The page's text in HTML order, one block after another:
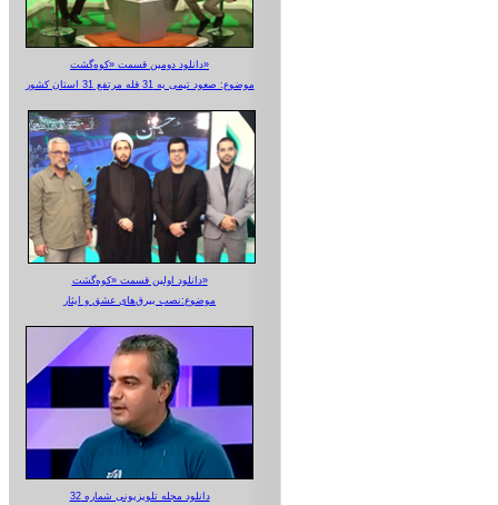
دانلود دومین قسمت «کوه‌گشت»
موضوع: صعود تیمی به 31 قله مرتفع 31 استان کشور
دانلود اولین قسمت «کوه‌گشت»
موضوع:نصب بیرق‌های عشق و ایثار
دانلود مجله تلویزیونی شماره 32